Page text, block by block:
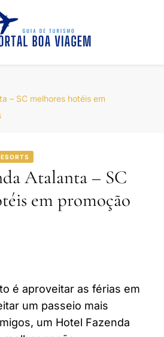
– SC melhores hotéis em
Atalanta – SC
em promoção
é aproveitar as férias em
um passeio mais
um Hotel Fazenda